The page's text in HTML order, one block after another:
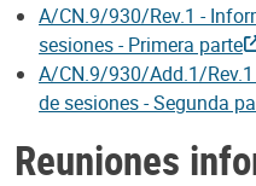
A/CN.9/930/Rev.1 -
sesiones - Primera parte
A/CN.9/930/Add.1/
de sesiones - Segunda
Reuniones